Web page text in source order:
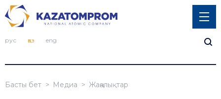
рус қаз eng
Басты бет Медиа Жаңалықтар